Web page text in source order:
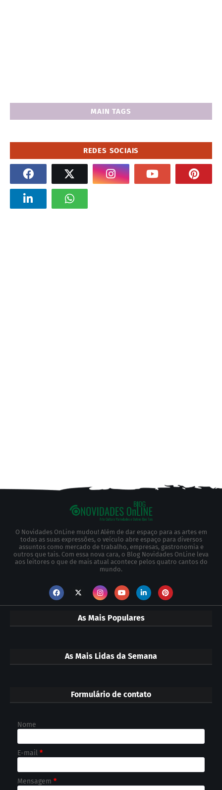
MAIN TAGS
REDES SOCIAIS
O Novidades OnLine mudou! Além de dar espaço para as artes em
todas as suas expressões, o veículo abre espaço para diversos
assuntos como mercado de trabalho, empresas, gastronomia e
outros que tais. Com essa nova cara, o Blog Novidades OnLine leva
aos leitores o que de mais atual acontece pelos quatro cantos do
mundo.
As Mais Populares
As Mais Lidas da Semana
Formulário de contato
Nome
E-mail *
Mensagem *